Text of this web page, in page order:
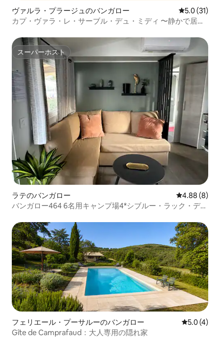
ヴァルラ・プラージュのバンガロー レビュー31
5.0 (31)
カプ・ヴァラ・レ・サーブル・デュ・ミディ 〜静かで居心
スーパーホスト
スーパーホスト
ラテのバンガロー レビュー8件
4.88 (8)
バンガロー464 6名用キャンプ場4*シブルー・ラック・デ・
フェリエール・プーサルーのバンガロー レビュー4
5.0 (4)
Gîte de Camprafaud：大人専用の隠れ家